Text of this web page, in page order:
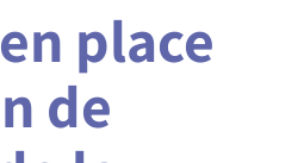
place
de